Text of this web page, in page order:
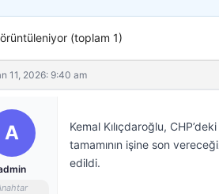
(toplam 1)
11, 2026: 9:40 am
A
Kemal Kılıçdaroğlu,
tamamının işine son
edildi.